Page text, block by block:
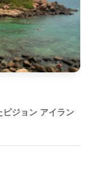
ジョン アイラン